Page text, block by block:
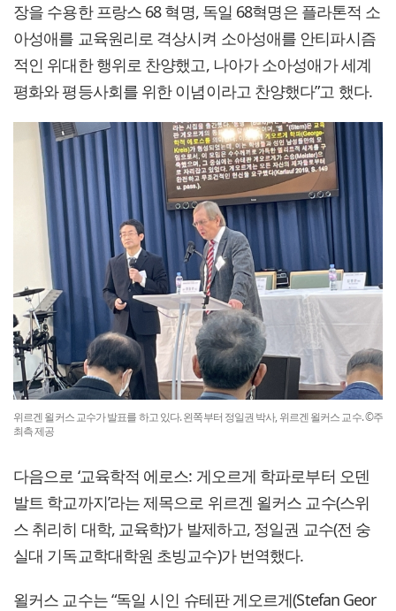
장을 수용한 프랑스 68 혁명, 독일 68혁명은 플라톤적 소
아성애를 교육원리로 격상시켜 소아성애를 안티파시즘
적인 위대한 행위로 찬양했고, 나아가 소아성애가 세계
평화와 평등사회를 위한 이념이라고 찬양했다”고 했다.
위르겐 욀커스 교수가 발표를 하고 있다. 왼쪽부터 정일권 박사, 위르겐 욀커스 교수. ©주
최측 제공
다음으로 ‘교육학적 에로스: 게오르게 학파로부터 오덴
발트 학교까지’라는 제목으로 위르겐 욀커스 교수(스위
스 취리히 대학, 교육학)가 발제하고, 정일권 교수(전 숭
실대 기독교학대학원 초빙교수)가 번역했다.
욀커스 교수는 “독일 시인 슈테판 게오르게(Stefan Geor